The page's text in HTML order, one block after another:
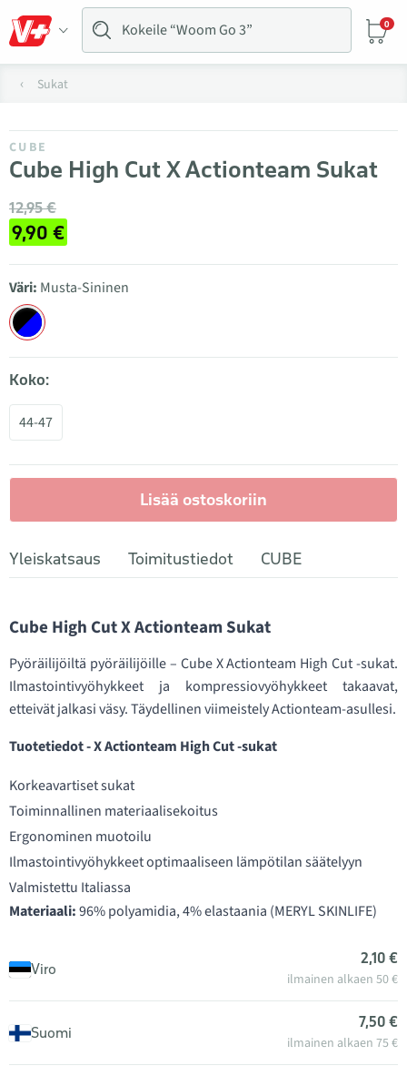
0
Sukat
CUBE
Cube High Cut X Actionteam Sukat
12,95 €
9,90 €
Väri: Musta-Sininen
Koko:
44-47
Lisää ostoskoriin
Yleiskatsaus Toimitustiedot CUBE
Cube High Cut X Actionteam Sukat
Pyöräilijöiltä pyöräilijöille – Cube X Actionteam High Cut -sukat.
Ilmastointivyöhykkeet ja kompressiovyöhykkeet takaavat,
etteivät jalkasi väsy. Täydellinen viimeistely Actionteam-asullesi.
Tuotetiedot - X Actionteam High Cut -sukat
Korkeavartiset sukat
Toiminnallinen materiaalisekoitus
Ergonominen muotoilu
Ilmastointivyöhykkeet optimaaliseen lämpötilan säätelyyn
Valmistettu Italiassa
Materiaali:96% polyamidia, 4% elastaania (MERYL SKINLIFE)
Viro
2,10 €
ilmainen alkaen 50 €
Suomi
7,50 €
ilmainen alkaen 75 €